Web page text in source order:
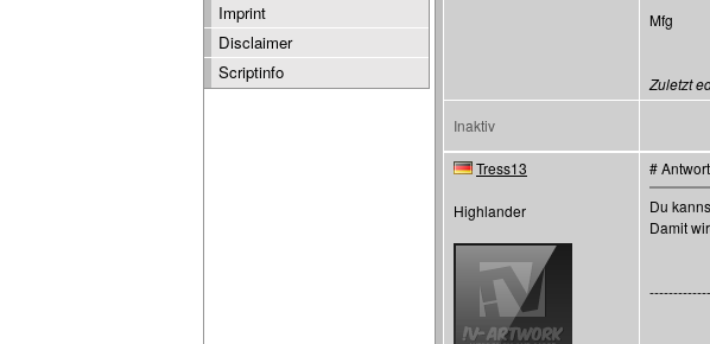
Mfg
Zuletzt
Inaktiv
Tress13
Highlander
#
Du
Damit
Imprint
Disclaimer
Scriptinfo